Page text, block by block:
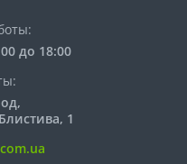
до 18:00
1